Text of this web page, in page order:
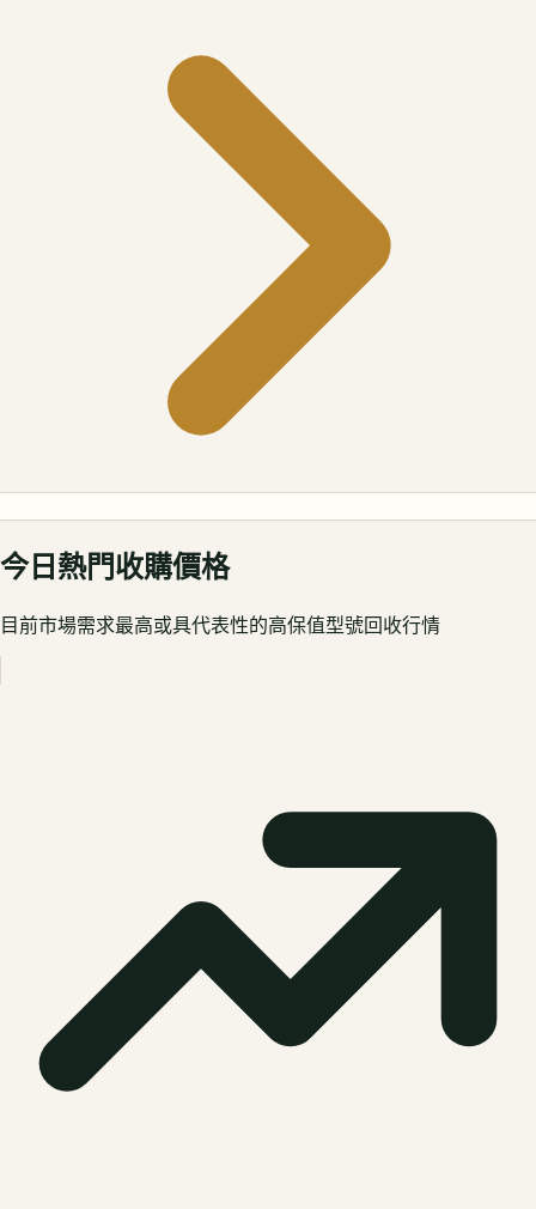
今日熱門收購價格
目前市場需求最高或具代表性的高保值型號回收行情